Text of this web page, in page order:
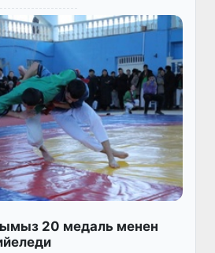
20 медаль менен